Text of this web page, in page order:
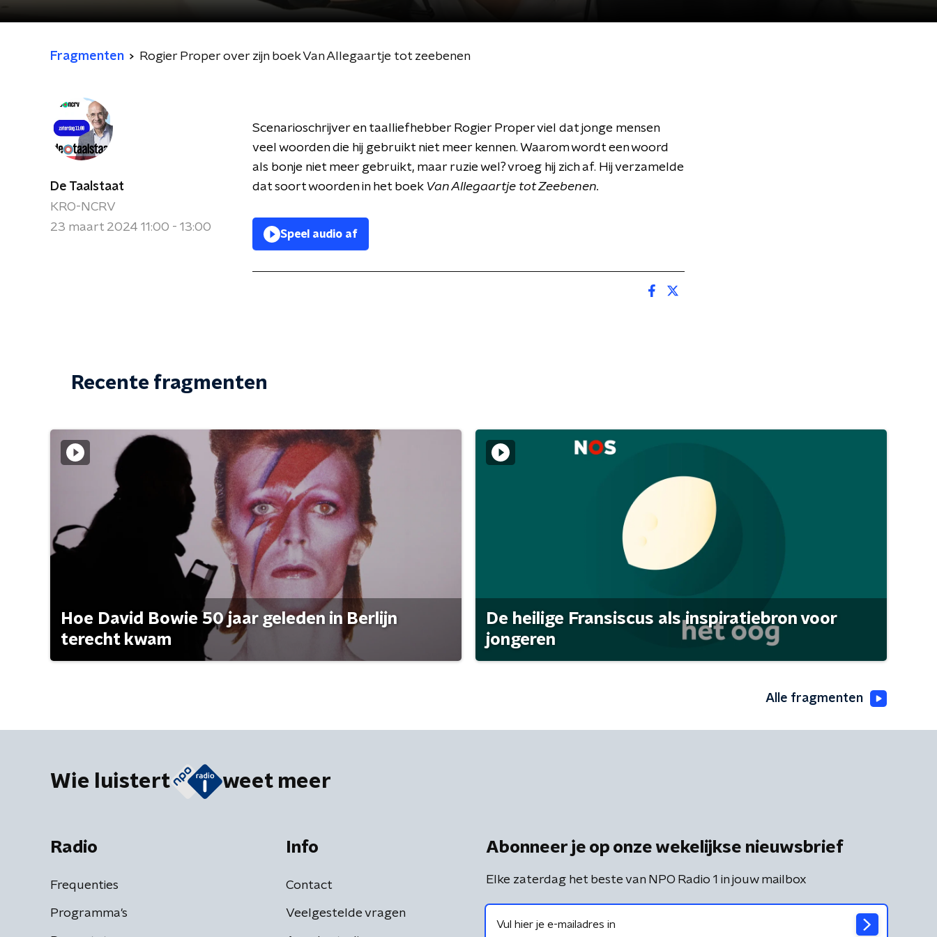
Fragmenten Rogier Proper over zijn boek Van Allegaartje tot zeebenen
De Taalstaat
KRO-NCRV
23 maart 2024 11:00 - 13:00
Scenarioschrijver en taalliefhebber Rogier Proper viel dat jonge mensen
veel woorden die hij gebruikt niet meer kennen. Waarom wordt een woord
als bonje niet meer gebruikt, maar ruzie wel? vroeg hij zich af. Hij verzamelde
dat soort woorden in het boek Van Allegaartje tot Zeebenen.
Speel audio af
Recente fragmenten
Hoe David Bowie 50 jaar geleden in Berlijn
terecht kwam
De heilige Fransiscus als inspiratiebron voor
jongeren
Alle fragmenten
Wie luistert weet meer
Radio
Frequenties
Programma's
Info
Contact
Veelgestelde vragen
Abonneer je op onze wekelijkse nieuwsbrief
Elke zaterdag het beste van NPO Radio 1 in jouw mailbox